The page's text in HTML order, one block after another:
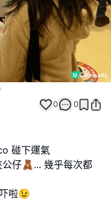
0 0
碰下運氣
仔🧸... 幾乎每次都